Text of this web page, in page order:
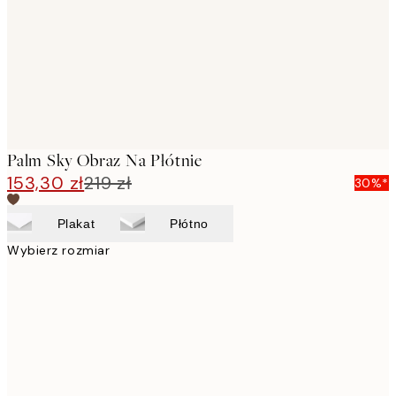
Palm Sky Obraz Na Płótnie
153,30 zł219 zł 30%*
Plakat Płótno
Wybierz rozmiar